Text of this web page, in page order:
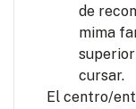
de
mima
cursar.
El centro/